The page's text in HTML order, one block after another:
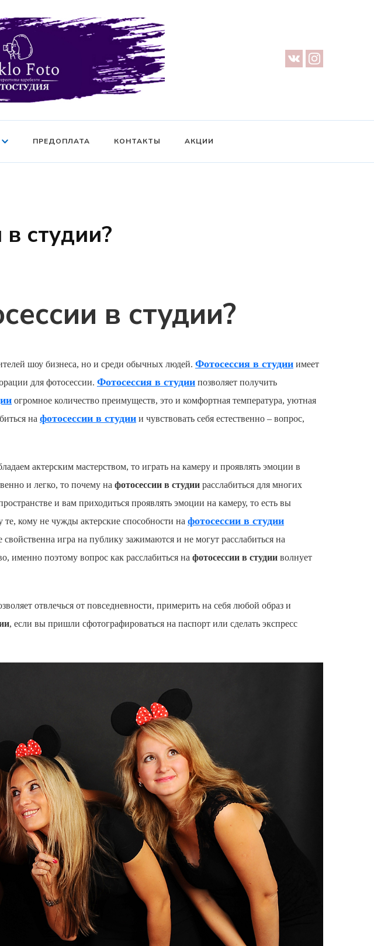
манекен — Сертификат на фотосессию
ПРЕДОПЛАТА КОНТАКТЫ АКЦИИ
студии?
в студии?
шоу бизнеса, но и среди обычных людей. Фотосессия в студии имеет
для фотосессии. Фотосессия в студии позволяет получить
огромное количество преимуществ, это и комфортная температура, уютная
на фотосессии в студии и чувствовать себя естественно – вопрос,
актерским мастерством, то играть на камеру и проявлять эмоции в
и легко, то почему на фотосессии в студии расслабиться для многих
и вам приходиться проявлять эмоции на камеру, то есть вы
кому не чужды актерские способности на фотосессии в студии
игра на публику зажимаются и не могут расслабиться на
именно поэтому вопрос как расслабиться на фотосессии в студии волнует
отвлечься от повседневности, примерить на себя любой образ и
, если вы пришли сфотографироваться на паспорт или сделать экспресс